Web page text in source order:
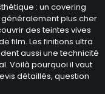
: un covering
plus cher
des teintes vives
film. Les finitions ultra
aussi une technicité
Voilà pourquoi il vaut
détaillés, question